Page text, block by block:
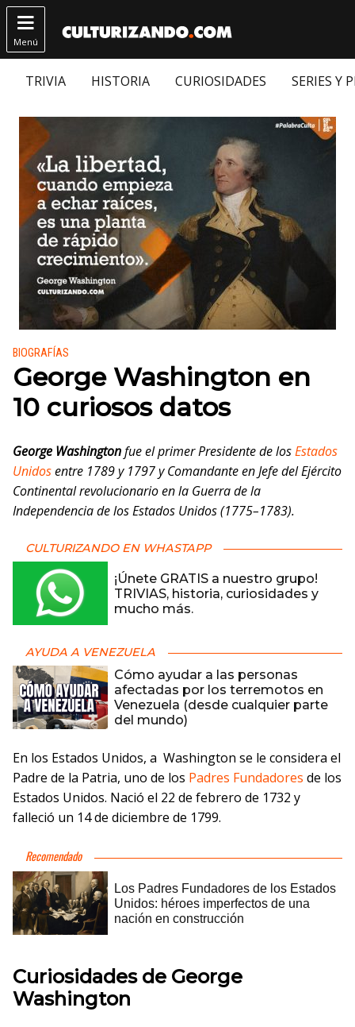

Menú
TRIVIA HISTORIA CURIOSIDADES SERIES Y
Publicado en:
BIOGRAFÍAS
George Washington en
10 curiosos datos
George Washingtonfue el primer Presidente de losEstados
Unidosentre 1789 y 1797 y Comandante en Jefe del Ejército
Continental revolucionario en la Guerra de la
Independencia de los Estados Unidos (1775–1783).
CULTURIZANDO EN WHASTAPP
¡Únete GRATIS a nuestro grupo!
TRIVIAS, historia, curiosidades y
mucho más.
AYUDA A VENEZUELA
Cómo ayudar a las personas
afectadas por los terremotos en
Venezuela (desde cualquier parte
del mundo)
En los Estados Unidos, a Washington se le considera el
Padre de la Patria, uno de los Padres Fundadores de los
Estados Unidos. Nació el 22 de febrero de 1732 y
falleció un 14 de diciembre de 1799.
Curiosidades de George
Washington